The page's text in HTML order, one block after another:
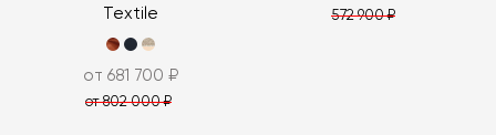
Textile
от 681 700 ₽
от 802 000 ₽
572 900 ₽